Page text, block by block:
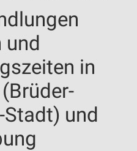
und
in
Stadt) und